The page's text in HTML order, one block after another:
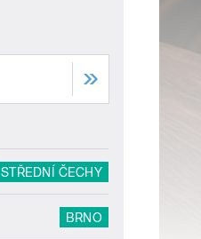
STŘEDNÍ ČECHY
BRNO